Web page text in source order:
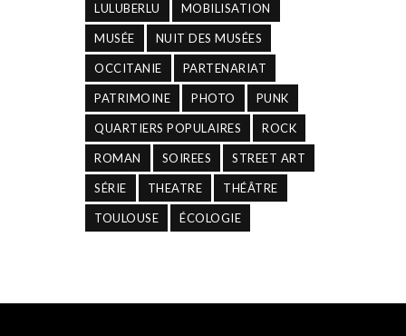
LULUBERLU MOBILISATION
MUSÉE NUIT DES MUSÉES
OCCITANIE PARTENARIAT
PATRIMOINE PHOTO PUNK
QUARTIERS POPULAIRES ROCK
ROMAN SOIREES STREET ART
SÉRIE THEATRE THÉÂTRE
TOULOUSE ÉCOLOGIE